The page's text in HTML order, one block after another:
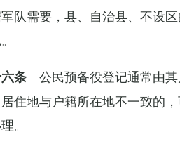
队需要，县、自治县、不设
条 公民预备役登记通常由
住地与户籍所在地不一致的
。